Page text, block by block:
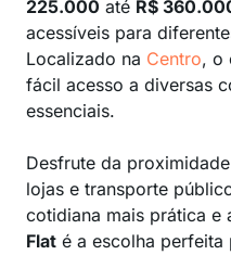
225.000 até R$
acessíveis para
Localizado na Centro, o
fácil acesso a diversas
essenciais.
Desfrute da
lojas e transporte
cotidiana mais prática e
Flat é a escolha perfeita